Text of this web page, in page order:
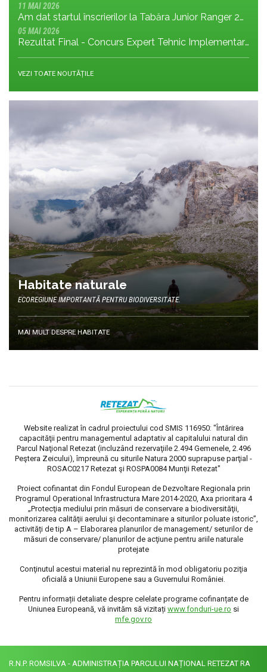
11 MAI 2026
Am dat startul înscrierilor la Tabăra Junior Ranger 2026 – Oameni conectați prin natură – tineri și comunități pentru viitorul Parcului Național Retezat
05 MAI 2026
Rezultat Final - Concurs Expert Tehnic Implementare 3 05.05.2026
VEZI TOATE NOUTĂȚILE
Habitate naturale
ECOREGIUNE IMPORTANTĂ PENTRU BIODIVERSITATE.
MAI MULT DESPRE HABITATE
Website realizat în cadrul proiectului cod SMIS 116950: "Întărirea
capacităţii pentru managementul adaptativ al capitalului natural din
Parcul Naţional Retezat (incluzând rezervaţiile 2.494 Gemenele, 2.496
Peştera Zeicului), împreună cu siturile Natura 2000 suprapuse parţial -
ROSAC0217 Retezat şi ROSPA0084 Munţii Retezat"
Proiect cofinantat din Fondul European de Dezvoltare Regionala prin
Programul Operational Infrastructura Mare 2014-2020, Axa prioritara 4
„Protecţia mediului prin măsuri de conservare a biodiversităţii,
monitorizarea calităţii aerului şi decontaminare a siturilor poluate istoric”,
activități de tip A – Elaborarea planurilor de management/ seturilor de
măsuri de conservare/ planurilor de acţiune pentru ariile naturale
protejate
Conţinutul acestui material nu reprezintă în mod obligatoriu poziţia
oficială a Uniunii Europene sau a Guvernului României.
Pentru informații detaliate despre celelate programe cofinanțate de
Uniunea Europeană, vă invităm să vizitați www.fonduri-ue.ro si
mfe.gov.ro
R.N.P. ROMSILVA - ADMINISTRAȚIA PARCULUI NAȚIONAL RETEZAT RA